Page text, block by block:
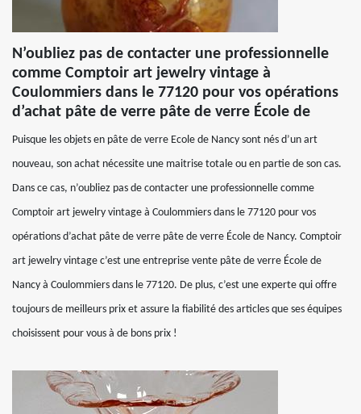
N’oubliez pas de contacter une professionnelle
comme Comptoir art jewelry vintage à
Coulommiers dans le 77120 pour vos opérations
d’achat pâte de verre pâte de verre École de
Puisque les objets en pâte de verre Ecole de Nancy sont nés d’un art
nouveau, son achat nécessite une maitrise totale ou en partie de son cas.
Dans ce cas, n’oubliez pas de contacter une professionnelle comme
Comptoir art jewelry vintage à Coulommiers dans le 77120 pour vos
opérations d’achat pâte de verre pâte de verre École de Nancy. Comptoir
art jewelry vintage c’est une entreprise vente pâte de verre École de
Nancy à Coulommiers dans le 77120. De plus, c’est une experte qui offre
toujours de meilleurs prix et assure la fiabilité des articles que ses équipes
choisissent pour vous à de bons prix !